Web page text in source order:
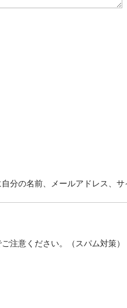
分の名前、メールアドレス、
注意ください。（スパム対策）